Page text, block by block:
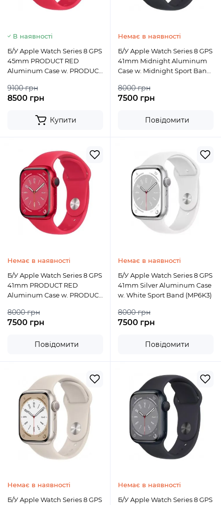
В наявності
Б/У Apple Watch Series 8 GPS
45mm PRODUCT RED
Aluminum Case w. PRODUCT
9100 грн
8500 грн
Купити
Немає в наявності
Б/У Apple Watch Series 8 GPS
41mm Midnight Aluminum
Case w. Midnight Sport Band
8000 грн
7500 грн
Повідомити
Немає в наявності
Б/У Apple Watch Series 8 GPS
41mm PRODUCT RED
Aluminum Case w. PRODUCT
8000 грн
7500 грн
Повідомити
Немає в наявності
Б/У Apple Watch Series 8 GPS
41mm Silver Aluminum Case
w. White Sport Band (MP6K3)
8000 грн
7500 грн
Повідомити
Немає в наявності
Б/У Apple Watch Series 8 GPS
Немає в наявності
Б/У Apple Watch Series 8 GPS